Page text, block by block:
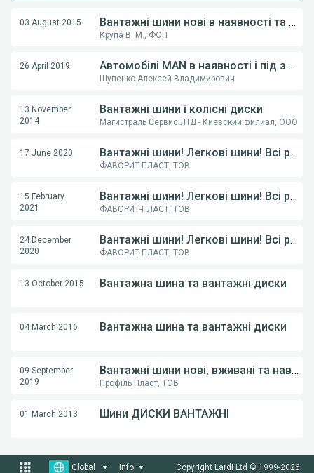
03 August 2015 Вантажні шини нові в наявності та під замовлення
Крупа В. М., ФОП
26 April 2019 Автомобілі MAN в наявності і під замовлення!
Шупенко Алексей Владимирович
13 November
2014
Вантажні шини і колісні диски
Магистраль Сервис ЛТД - Киевский филиал, ООО
17 June 2020 Вантажні шини! Легкові шини! Всі розміри!
ФАВОРИТ-ПЛАСТ, ТОВ
15 February
2021
Вантажні шини! Легкові шини! Всі розміри!
ФАВОРИТ-ПЛАСТ, ТОВ
24 December
2020
Вантажні шини! Легкові шини! Всі розміри!
ФАВОРИТ-ПЛАСТ, ТОВ
13 October 2015 Вантажна шина та вантажні диски
04 March 2016 Вантажна шина та вантажні диски
09 September
2019
Вантажні шини нові, вживані та наварка
Профіль Пласт, ТОВ
01 March 2013 Шини ДИСКИ ВАНТАЖНІ
Global Info Copyright Lardi Ltd © 1999-2026